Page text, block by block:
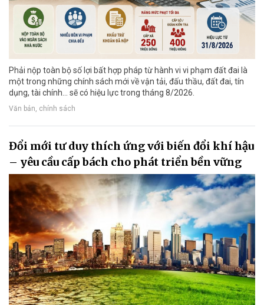
Phải nộp toàn bộ số lợi bất hợp pháp từ hành vi vi phạm đất đai là
một trong những chính sách mới về vận tải, đấu thầu, đất đai, tín
dụng, tài chính... sẽ có hiệu lực trong tháng 8/2026.
Văn bản, chính sách
Đổi mới tư duy thích ứng với biến đổi khí hậu
– yêu cầu cấp bách cho phát triển bền vững